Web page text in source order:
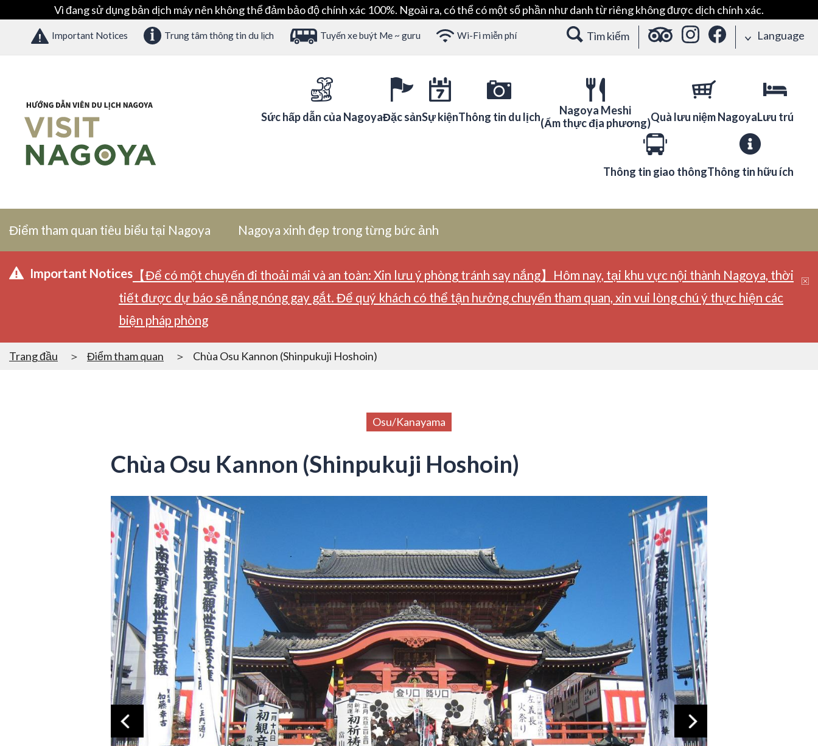
Vì đang sử dụng bản dịch máy nên không thể đảm bảo độ chính xác 100%. Ngoài ra, có thể có một số phần như danh từ riêng không được dịch chính xác.
Important Notices Trung tâm thông tin du lịch Tuyến xe buýt Me ~ guru Wi-Fi miễn phí Tìm kiếm Language
Sức hấp dẫn của NagoyaĐặc sảnSự kiệnThông tin du lịch
Nagoya Meshi
(Ẩm thực địa phương)Quà lưu niệm NagoyaLưu trú
Thông tin giao thôngThông tin hữu ích
Điểm tham quan tiêu biểu tại Nagoya Nagoya xinh đẹp trong từng bức ảnh
Important Notices 【Để có một chuyến đi thoải mái và an toàn: Xin lưu ý phòng tránh say nắng】Hôm nay, tại khu vực nội thành Nagoya, thời
tiết được dự báo sẽ nắng nóng gay gắt. Để quý khách có thể tận hưởng chuyến tham quan, xin vui lòng chú ý thực hiện các
biện pháp phòng
Trang đầu Điểm tham quan Chùa Osu Kannon (Shinpukuji Hoshoin)
Osu/Kanayama
Chùa Osu Kannon (Shinpukuji Hoshoin)